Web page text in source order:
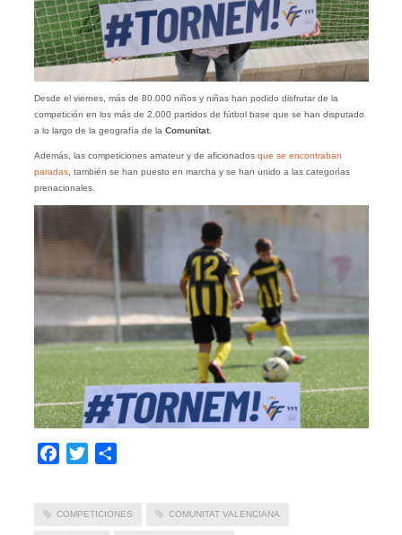
Desde el viernes, más de 80.000 niños y niñas han podido disfrutar de la
competición en los más de 2.000 partidos de fútbol base que se han disputado
a lo largo de la geografía de la Comunitat.
Además, las competiciones amateur y de aficionados que se encontraban
paradas, también se han puesto en marcha y se han unido a las categorías
prenacionales.
Facebook
Twitter
COMPETICIONES COMUNITAT VALENCIANA